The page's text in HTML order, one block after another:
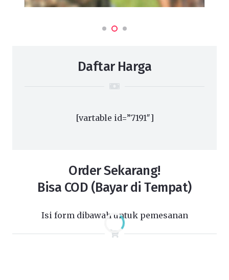
Daftar Harga
[vartable id=”7191″]
Order Sekarang!
Bisa COD (Bayar di Tempat)
Isi form dibawah untuk pemesanan